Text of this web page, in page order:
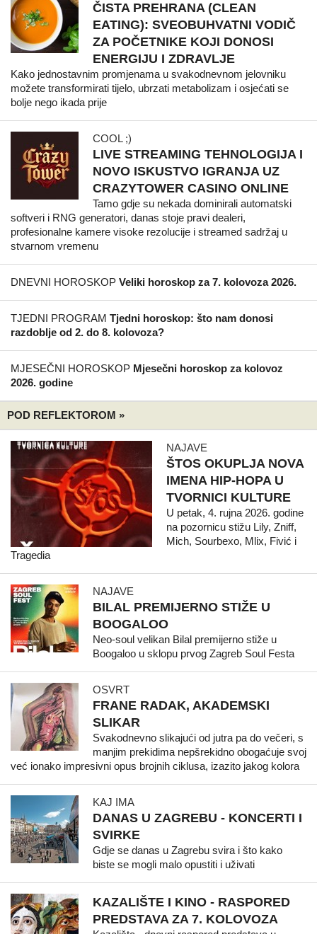
ČISTA PREHRANA (CLEAN
EATING): SVEOBUHVATNI VODIČ
ZA POČETNIKE KOJI DONOSI
ENERGIJU I ZDRAVLJE
Kako jednostavnim promjenama u svakodnevnom jelovniku
možete transformirati tijelo, ubrzati metabolizam i osjećati se
bolje nego ikada prije
COOL ;)
LIVE STREAMING TEHNOLOGIJA I
NOVO ISKUSTVO IGRANJA UZ
CRAZYTOWER CASINO ONLINE
Tamo gdje su nekada dominirali automatski
softveri i RNG generatori, danas stoje pravi dealeri,
profesionalne kamere visoke rezolucije i streamed sadržaj u
stvarnom vremenu
DNEVNI HOROSKOP Veliki horoskop za 7. kolovoza 2026.
TJEDNI PROGRAM Tjedni horoskop: što nam donosi
razdoblje od 2. do 8. kolovoza?
MJESEČNI HOROSKOP Mjesečni horoskop za kolovoz
2026. godine
POD REFLEKTOROM »
NAJAVE
ŠTOS OKUPLJA NOVA
IMENA HIP-HOPA U
TVORNICI KULTURE
U petak, 4. rujna 2026. godine
na pozornicu stižu Lily, Zniff,
Mich, Sourbexo, Mlix, Fivić i
Tragedia
NAJAVE
BILAL PREMIJERNO STIŽE U
BOOGALOO
Neo-soul velikan Bilal premijerno stiže u
Boogaloo u sklopu prvog Zagreb Soul Festa
OSVRT
FRANE RADAK, AKADEMSKI
SLIKAR
Svakodnevno slikajući od jutra pa do večeri, s
manjim prekidima nepšrekidno obogaćuje svoj
već ionako impresivni opus brojnih ciklusa, izazito jakog kolora
KAJ IMA
DANAS U ZAGREBU - KONCERTI I
SVIRKE
Gdje se danas u Zagrebu svira i što kako
biste se mogli malo opustiti i uživati
KAZALIŠTE I KINO - RASPORED
PREDSTAVA ZA 7. KOLOVOZA